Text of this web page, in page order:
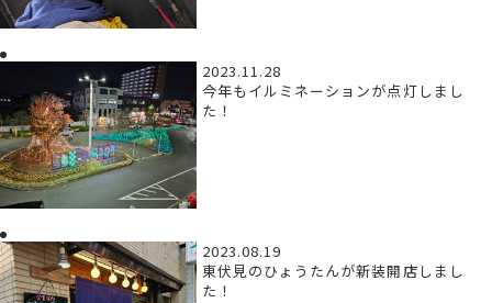
2023.11.28
今年もイルミネーションが点灯しまし
た！
2023.08.19
東伏見のひょうたんが新装開店しまし
た！